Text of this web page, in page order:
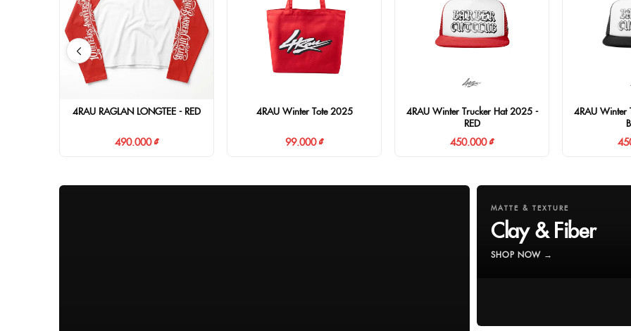
4RAU RAGLAN LONGTEE - RED
490.000 ₫
4RAU Winter Tote 2025
99.000 ₫
4RAU Winter Trucker Hat 2025 -
RED
450.000 ₫
4RAU Winter
MATTE & TEXTURE
Clay & Fiber
SHOP NOW →